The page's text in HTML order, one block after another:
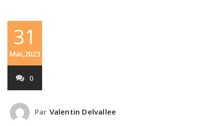
31
Mai,2023
0
Par Valentin Delvallee